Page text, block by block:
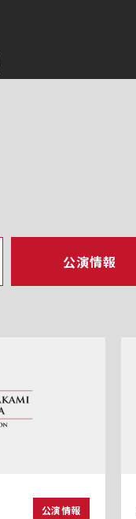
公演情報
公演情報